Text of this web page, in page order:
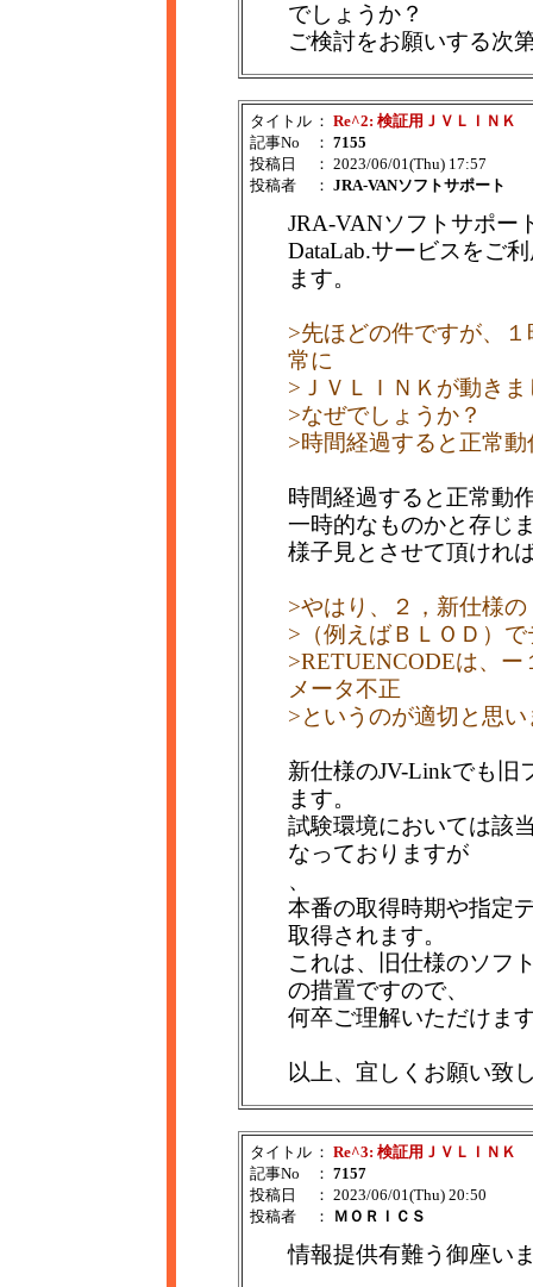
でしょうか？
ご検討をお願いする次
タイトル ： Re^2: 検証用ＪＶＬＩＮＫ
記事No
： 7155
投稿日
： 2023/06/01(Thu) 17:57
投稿者
： JRA-VANソフトサポート
JRA-VANソフトサポー
DataLab.サービスをご
ます。
>先ほどの件ですが、
常に
>ＪＶＬＩＮＫが動きま
>なぜでしょうか？
>時間経過すると正常
時間経過すると正常動
一時的なものかと存じ
様子見とさせて頂けれ
>やはり、２，新仕様
>（例えばＢＬＯＤ）
>RETUENCODEは、
メータ不正
>というのが適切と思
新仕様のJV-Linkでも旧
ます。
試験環境においては該
なっておりますが
、
本番の取得時期や指定
取得されます。
これは、旧仕様のソフ
の措置ですので、
何卒ご理解いただけま
以上、宜しくお願い致
タイトル ： Re^3: 検証用ＪＶＬＩＮＫ
記事No
： 7157
投稿日
： 2023/06/01(Thu) 20:50
投稿者
： ＭＯＲＩＣＳ
情報提供有難う御座い